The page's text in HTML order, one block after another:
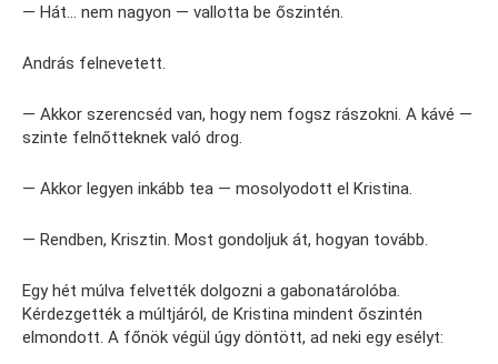
— Hát… nem nagyon — vallotta be őszintén.
András felnevetett.
— Akkor szerencséd van, hogy nem fogsz rászokni. A kávé —
szinte felnőtteknek való drog.
— Akkor legyen inkább tea — mosolyodott el Kristina.
— Rendben, Krisztin. Most gondoljuk át, hogyan tovább.
Egy hét múlva felvették dolgozni a gabonatárolóba.
Kérdezgették a múltjáról, de Kristina mindent őszintén
elmondott. A főnök végül úgy döntött, ad neki egy esélyt: